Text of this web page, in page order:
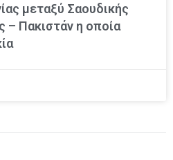
μεταξύ Σαουδικής
– Πακιστάν η οποία